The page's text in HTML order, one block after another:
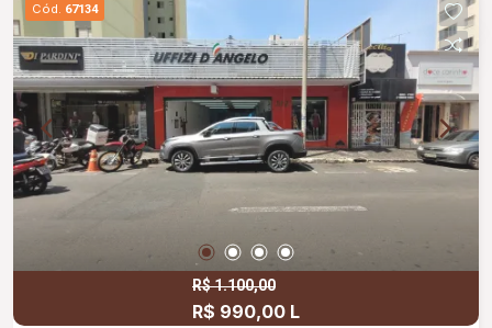
Cód. 67134
R$ 1.100,00
R$ 990,00 L